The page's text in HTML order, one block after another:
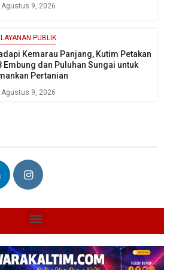
Agustus 9, 2026
PUBLIK
Kemarau Panjang, Kutim Petakan
Embung dan Puluhan Sungai untuk
Pertanian
Agustus 9, 2026